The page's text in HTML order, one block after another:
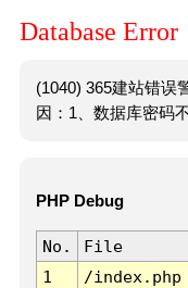
Database Error
(1040) 365建站错误
因：1、数据库密码
PHP Debug
No. File
1
/index.php